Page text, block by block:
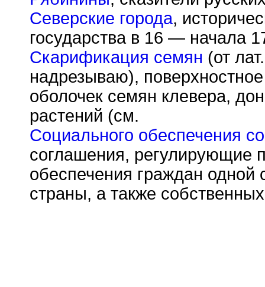
Северские города,
государства в 16 — начала
Скарификация семян (от
надрезываю),
оболочек семян клевера,
растений (см.
Социального обеспечения
соглашения, регулирующие
обеспечения граждан одной
страны, а также